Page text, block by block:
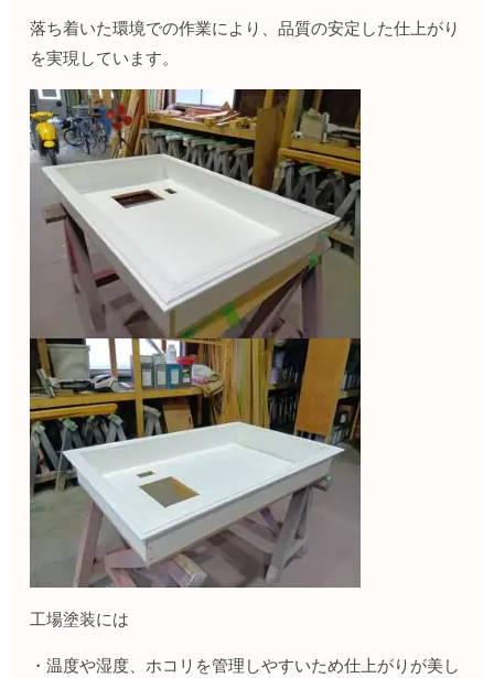
落ち着いた環境での作業により、品質の安定した仕上がり
を実現しています。
工場塗装には
・温度や湿度、ホコリを管理しやすいため仕上がりが美し